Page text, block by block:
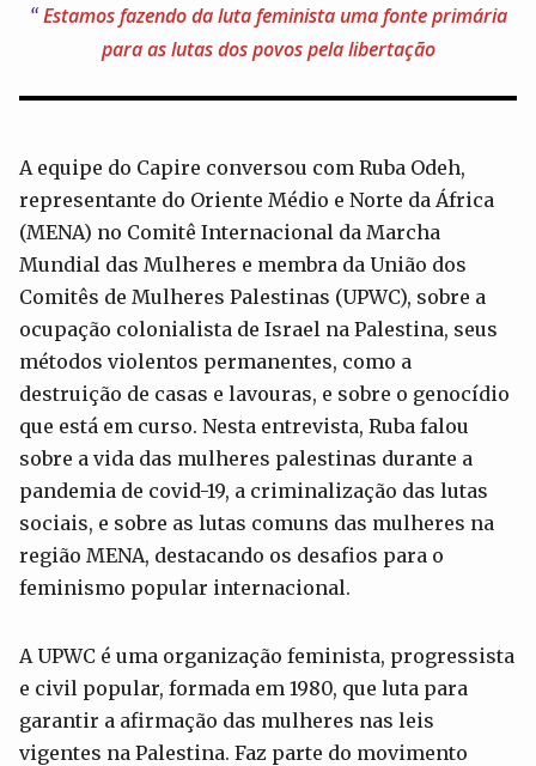
Estamos fazendo da luta feminista uma fonte primária
para as lutas dos povos pela libertação
A equipe do Capire conversou com Ruba Odeh,
representante do Oriente Médio e Norte da África
(MENA) no Comitê Internacional da Marcha
Mundial das Mulheres e membra da União dos
Comitês de Mulheres Palestinas (UPWC), sobre a
ocupação colonialista de Israel na Palestina, seus
métodos violentos permanentes, como a
destruição de casas e lavouras, e sobre o genocídio
que está em curso. Nesta entrevista, Ruba falou
sobre a vida das mulheres palestinas durante a
pandemia de covid-19, a criminalização das lutas
sociais, e sobre as lutas comuns das mulheres na
região MENA, destacando os desafios para o
feminismo popular internacional.
A UPWC é uma organização feminista, progressista
e civil popular, formada em 1980, que luta para
garantir a afirmação das mulheres nas leis
vigentes na Palestina. Faz parte do movimento